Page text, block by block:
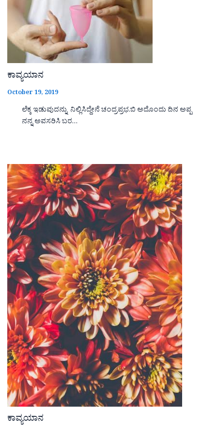
ಕಾವ್ಯಯಾನ
October 19, 2019
ಲೆಕ್ಕ ಇಡುವುದನ್ನು ನಿಲ್ಲಿಸಿದ್ದೇನೆ ಚಂದ್ರಪ್ರಭ.ಬಿ ಅದೊಂದು ದಿನ ಅಪ್ಪ
ನನ್ನ ಅವಸರಿಸಿ ಬರ…
ಕಾವ್ಯಯಾನ